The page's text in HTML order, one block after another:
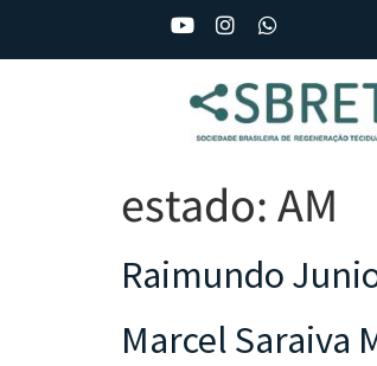
estado:AM
Raimundo
Marcel Saraiva